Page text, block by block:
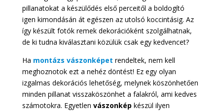
pillanatokat a készülődés első perceitől a boldogító
igen kimondásán át egészen az utolsó koccintásig. Az
így készült fotók remek dekorációként szolgálhatnak,
de ki tudna kiválasztani közülük csak egy kedvencet?
Ha montázs vászonképet rendeltek, nem kell
meghoznotok ezt a nehéz döntést! Ez egy olyan
izgalmas dekorációs lehetőség, melynek köszönhetően
minden pillanat visszaköszönhet a falakról, ami kedves
számotokra. Egyetlen vászonkép készül ilyen